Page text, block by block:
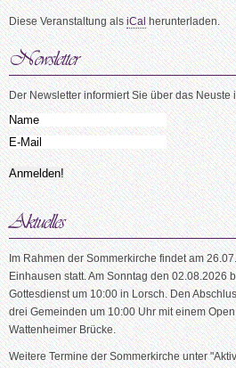
Diese Veranstaltung alsiCalherunterladen.
Der Newsletter informiert Sie über das
Im Rahmen der Sommerkirche findet am
Einhausen statt. Am Sonntag den 02.08.2026
Gottesdienst um 10:00 in Lorsch. Den
drei Gemeinden um 10:00 Uhr mit einem
Wattenheimer Brücke.
Weitere Termine der Sommerkirche unter